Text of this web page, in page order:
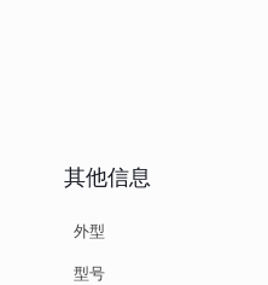
其他信息
外型
型号